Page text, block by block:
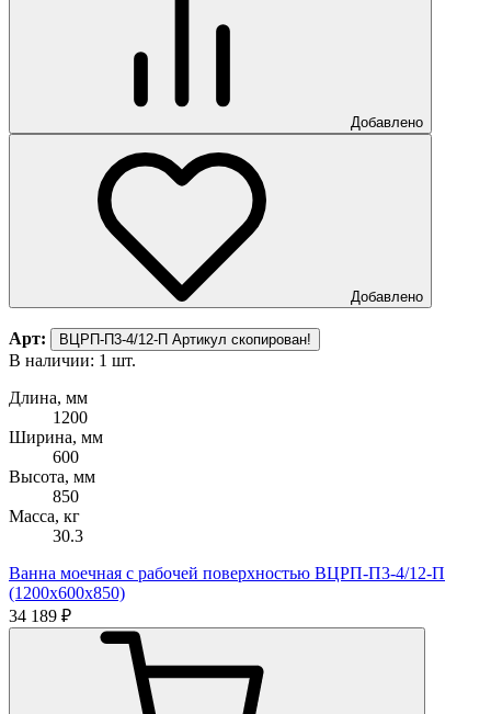
Добавлено
Добавлено
Арт: ВЦРП-П3-4/12-П Артикул скопирован!
В наличии: 1 шт.
Длина, мм
1200
Ширина, мм
600
Высота, мм
850
Масса, кг
30.3
Ванна моечная с рабочей поверхностью ВЦРП-П3-4/12-П
(1200х600х850)
34 189 ₽